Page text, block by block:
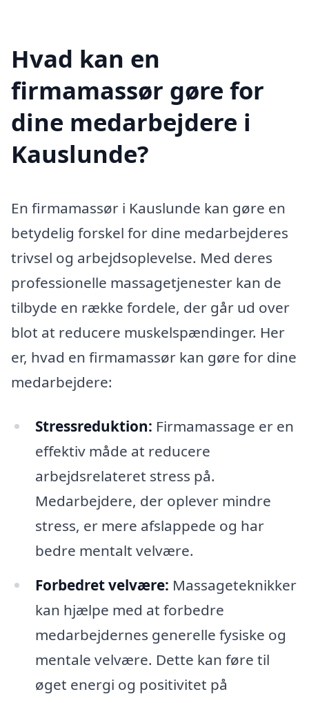
Hvad kan en
firmamassør gøre for
dine medarbejdere i
Kauslunde?
En firmamassør i Kauslunde kan gøre en
betydelig forskel for dine medarbejderes
trivsel og arbejdsoplevelse. Med deres
professionelle massagetjenester kan de
tilbyde en række fordele, der går ud over
blot at reducere muskelspændinger. Her
er, hvad en firmamassør kan gøre for dine
medarbejdere:
Stressreduktion: Firmamassage er en
effektiv måde at reducere
arbejdsrelateret stress på.
Medarbejdere, der oplever mindre
stress, er mere afslappede og har
bedre mentalt velvære.
Forbedret velvære: Massageteknikker
kan hjælpe med at forbedre
medarbejdernes generelle fysiske og
mentale velvære. Dette kan føre til
øget energi og positivitet på